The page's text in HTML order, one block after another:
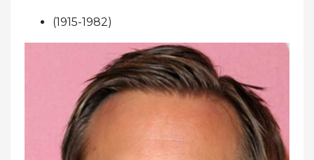
(1915-1982)